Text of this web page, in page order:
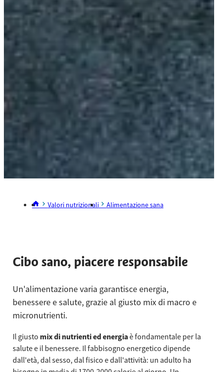
Valori nutrizionali Alimentazione sana
Cibo sano, piacere responsabile
Un'alimentazione varia garantisce energia,
benessere e salute, grazie al giusto mix di macro e
micronutrienti.
Il giusto mix di nutrienti ed energiaè fondamentale per la
salute e il benessere. Il fabbisogno energetico dipende
dall'età, dal sesso, dal fisico e dall'attività: un adulto ha